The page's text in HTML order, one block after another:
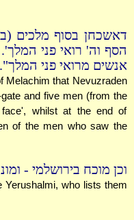
דאשכחן בסוף מלכים
הסף וה' רואי פני
אנשים מרואי פני המלך".
Melachim that Nevuzraden
and five men (from the
whilst at the end of
of the men who saw the
וכן מוכח בירושלמי -
who lists them